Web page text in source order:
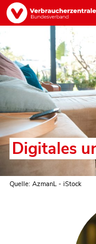
Quelle: AzmanL - iStock
Digitales